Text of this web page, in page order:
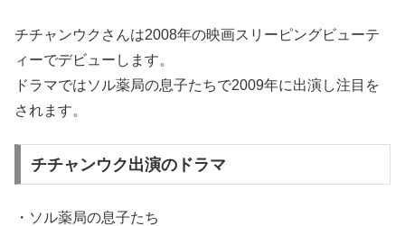
チチャンウクさんは2008年の映画スリーピングビューテ
ィーでデビューします。
ドラマではソル薬局の息子たちで2009年に出演し注目を
されます。
チチャンウク出演のドラマ
・ソル薬局の息子たち